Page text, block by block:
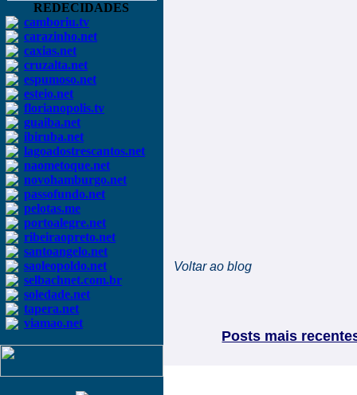
REDECIDADES
camboriu.tv
carazinho.net
caxias.net
cruzalta.net
espumoso.net
esteio.net
florianopolis.tv
guaiba.net
ibiruba.net
lagoadostrescantos.net
naometoque.net
novohamburgo.net
passofundo.net
pelotas.me
portoalegre.net
ribeiraopreto.net
santoangelo.net
saoleopoldo.net
selbachnet.com.br
soledade.net
tapera.net
viamao.net
Voltar ao blog
Posts mais